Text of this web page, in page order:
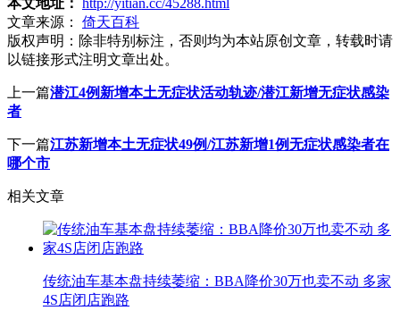
文章来源：
倚天百科
版权声明： 除非特别标注，否则均为本站原创文章，转载时请
以链接形式注明文章出处。
上一篇潜江4例新增本土无症状活动轨迹/潜江新增无症状感染
者
下一篇江苏新增本土无症状49例/江苏新增1例无症状感染者在
哪个市
相关文章
传统油车基本盘持续萎缩：BBA降价30万也卖不动 多家
4S店闭店跑路